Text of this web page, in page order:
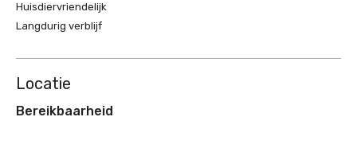
Huisdiervriendelijk
Langdurig verblijf
Locatie
Bereikbaarheid